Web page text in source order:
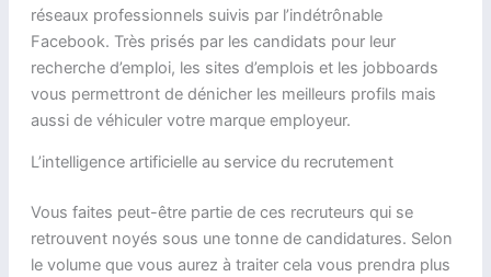
réseaux professionnels suivis par l’indétrônable
Facebook. Très prisés par les candidats pour leur
recherche d’emploi, les sites d’emplois et les jobboards
vous permettront de dénicher les meilleurs profils mais
aussi de véhiculer votre marque employeur.
L’intelligence artificielle au service du recrutement
Vous faites peut-être partie de ces recruteurs qui se
retrouvent noyés sous une tonne de candidatures. Selon
le volume que vous aurez à traiter cela vous prendra plus